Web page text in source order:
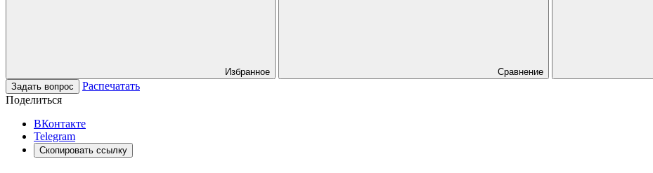
Избранное Сравнение
Задать вопрос
Распечатать
Поделиться
ВКонтакте
Telegram
Скопировать ссылку